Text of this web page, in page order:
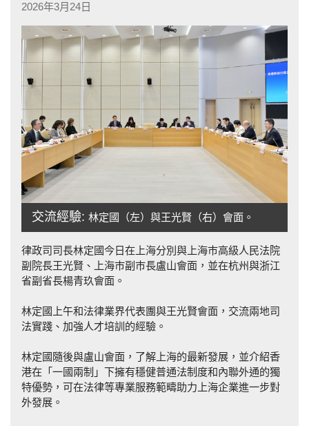
2026年3月24日
交流經驗: 林定國（左）與王光賢（右）會面。
律政司司長林定國今日在上海分別與上海巿高級人民法院
副院長王光賢、上海巿副巿長盧山會面，並在杭州與浙江
省副省長楊青玖會面。
林定國上午和法律業界代表團與王光賢會面，交流兩地司
法實踐、加強人才培訓的經驗。
林定國隨後與盧山會面，了解上海的最新發展，並介紹香
港在「一國兩制」下擁有穩健普通法制度和內聯外通的獨
特優勢，可在法律等專業服務範疇助力上海企業進一步對
外發展。